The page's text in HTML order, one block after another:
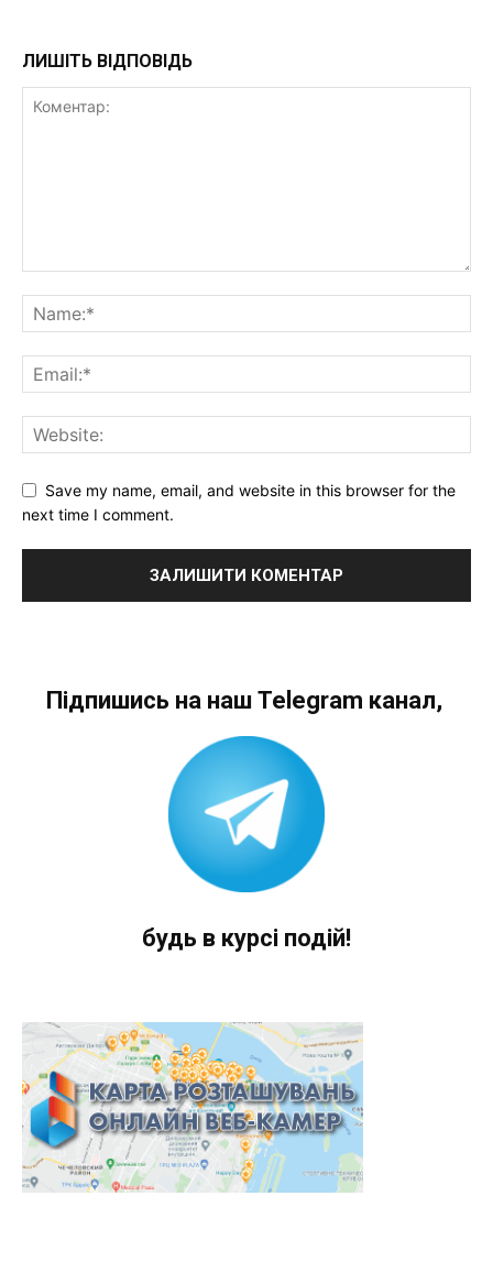
ЛИШІТЬ ВІДПОВІДЬ
Save my name, email, and website in this browser for the
next time I comment.
Підпишись на наш Telegram канал,
будь в курсі подій!